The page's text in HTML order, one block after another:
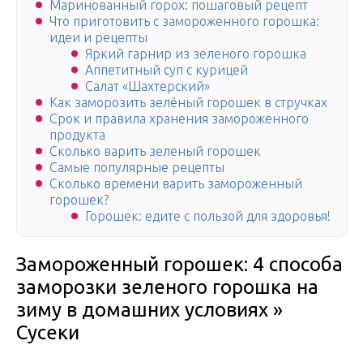
Маринованный горох: пошаговый рецепт
Что приготовить с замороженного горошка:
идеи и рецепты
Яркий гарнир из зеленого горошка
Аппетитный суп с курицей
Салат «Шахтерский»
Как заморозить зелёный горошек в стручках
Срок и правила хранения замороженного
продукта
Сколько варить зеленый горошек
Самые популярные рецепты
Сколько времени варить замороженный
горошек?
Горошек: едите с пользой для здоровья!
Замороженный горошек: 4 способа
заморозки зеленого горошка на
зиму в домашних условиях »
Сусеки